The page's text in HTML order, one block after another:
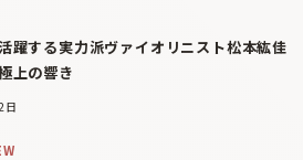
躍する実力派ヴァイオリニスト松本紘佳
上の響き
日